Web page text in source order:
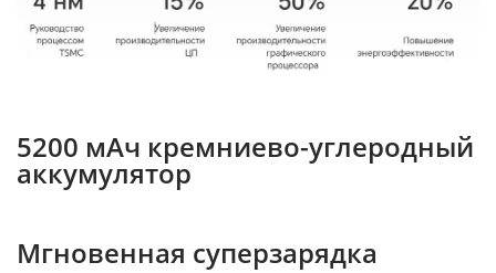
5200 мАч кремниево-углеродный
аккумулятор
Мгновенная суперзарядка